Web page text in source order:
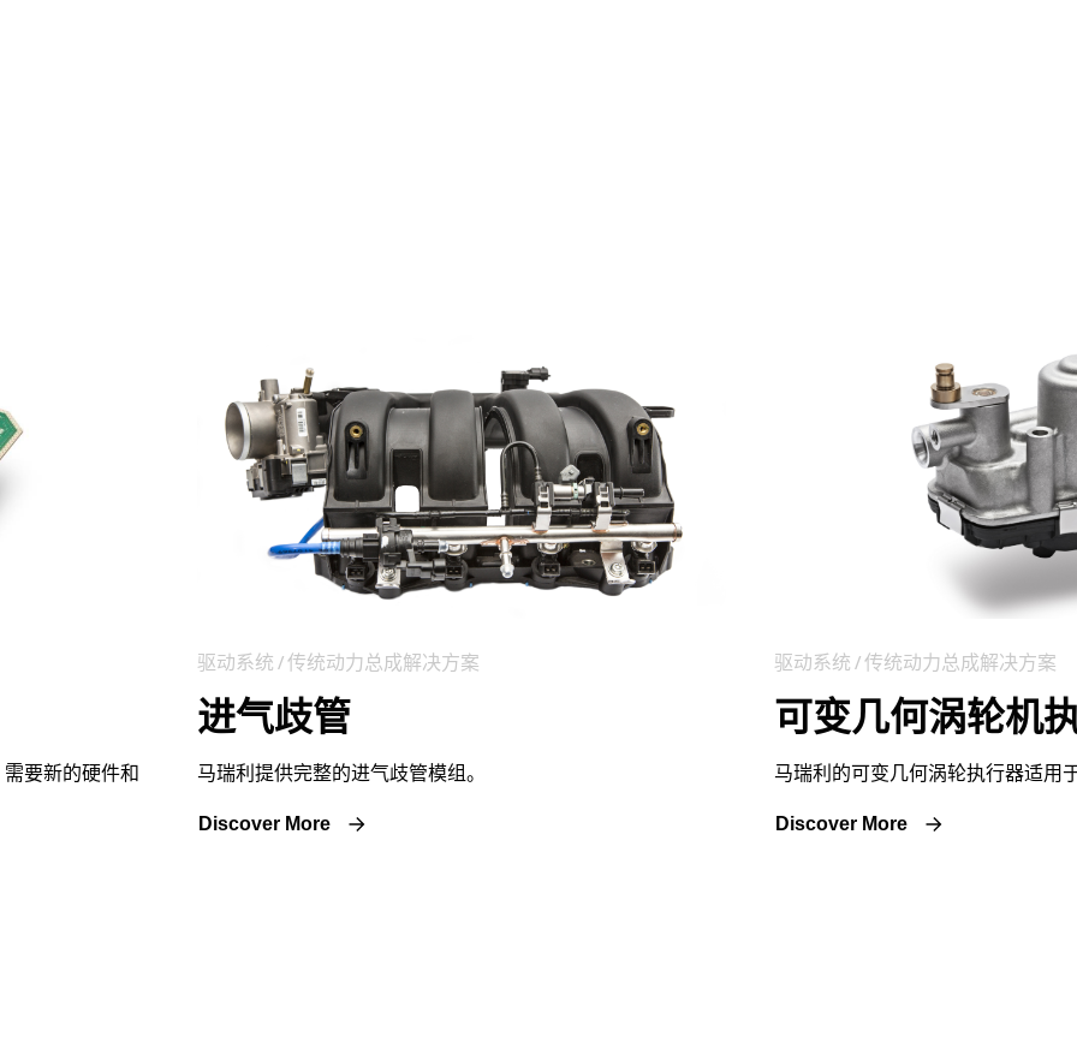
要新的硬件和
驱动系统 / 传统动力总成解决方案
进气歧管
马瑞利提供完整的进气歧管模组。
Discover More
驱动系统 / 传统动力总成解决方案
可变几何涡轮机
马瑞利的可变几何涡轮执行器适用
Discover More